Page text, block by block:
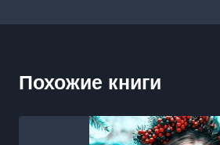
Похожие книги